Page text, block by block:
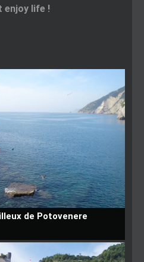
enjoy life !
de Potovenere